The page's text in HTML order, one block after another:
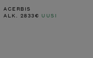
ACERBIS
ALK. 2833€ UUSI